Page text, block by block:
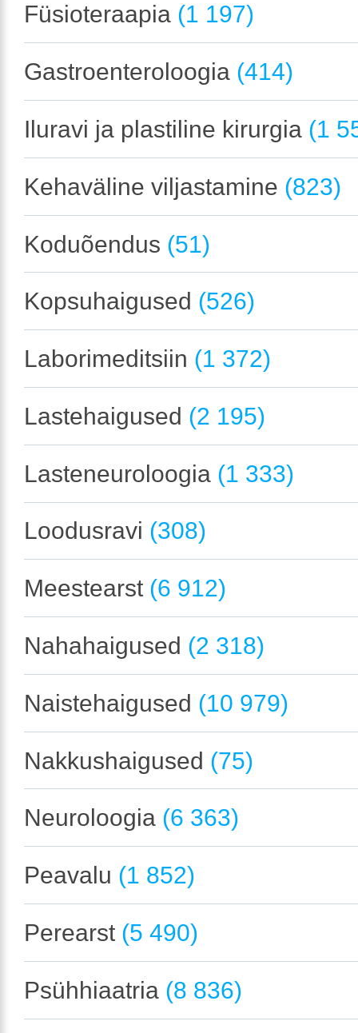
Füsioteraapia (1 197)
Gastroenteroloogia (414)
Iluravi ja plastiline kirurgia (1
Kehaväline viljastamine (823)
Koduõendus (51)
Kopsuhaigused (526)
Laborimeditsiin (1 372)
Lastehaigused (2 195)
Lasteneuroloogia (1 333)
Loodusravi (308)
Meestearst (6 912)
Nahahaigused (2 318)
Naistehaigused (10 979)
Nakkushaigused (75)
Neuroloogia (6 363)
Peavalu (1 852)
Perearst (5 490)
Psühhiaatria (8 836)